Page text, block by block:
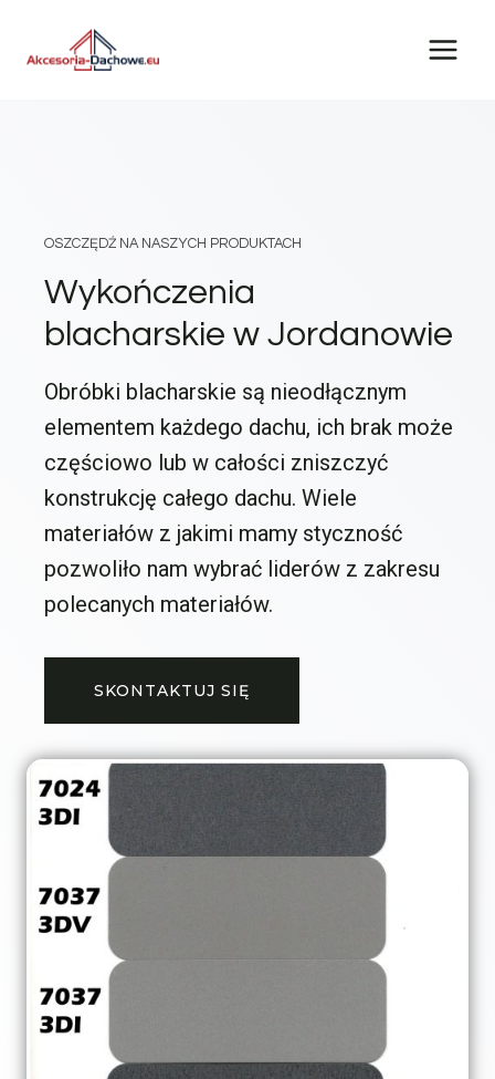
OSZCZĘDŹ NA NASZYCH PRODUKTACH
Wykończenia
blacharskie w Jordanowie
Obróbki blacharskie są nieodłącznym
elementem każdego dachu, ich brak może
częściowo lub w całości zniszczyć
konstrukcję całego dachu. Wiele
materiałów z jakimi mamy styczność
pozwoliło nam wybrać liderów z zakresu
polecanych materiałów.
SKONTAKTUJ SIĘ